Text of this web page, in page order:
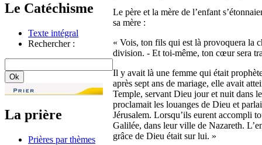
Le Catéchisme
Texte intégral
Rechercher :
La prière
Prières par thèmes
Le père et la mère de l’enfant
sa mère :
« Vois, ton fils qui est là provoquera la
division. - Et toi-même, ton cœur sera
Il y avait là une femme qui était
après sept ans de mariage, elle avait
Temple, servant Dieu jour et nuit dans
proclamait les louanges de Dieu et
Jérusalem. Lorsqu’ils eurent accompli
Galilée, dans leur ville de Nazareth.
grâce de Dieu était sur lui. »